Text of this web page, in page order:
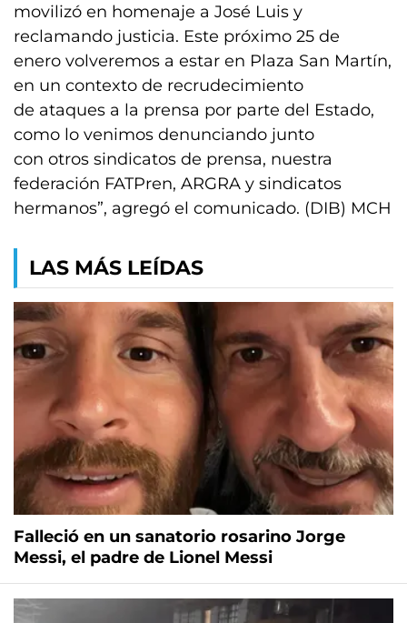
movilizó en homenaje a José Luis y
reclamando justicia. Este próximo 25 de
enero volveremos a estar en Plaza San Martín,
en un contexto de recrudecimiento
de ataques a la prensa por parte del Estado,
como lo venimos denunciando junto
con otros sindicatos de prensa, nuestra
federación FATPren, ARGRA y sindicatos
hermanos”, agregó el comunicado. (DIB) MCH
LAS MÁS LEÍDAS
Falleció en un sanatorio rosarino Jorge
Messi, el padre de Lionel Messi